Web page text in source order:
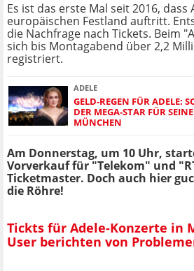
Es ist das erste Mal seit 2016, dass
europäischen Festland auftritt.
die Nachfrage nach Tickets. Beim
sich bis Montagabend über 2,2
registriert.
ADELE
GELD-REGEN FÜR ADELE:
DER MEGA-STAR FÜR
MÜNCHEN
Am Donnerstag, um 10 Uhr,
Vorverkauf für "Telekom" und
Ticketmaster. Doch auch hier
die Röhre!
Tickts für Adele-Konzerte in
User berichten von